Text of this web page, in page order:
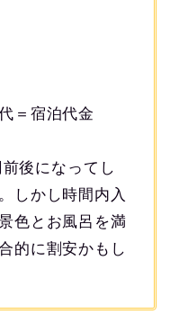
＝宿泊代金
後になってし
しかし時間内入
色とお風呂を満
的に割安かもし